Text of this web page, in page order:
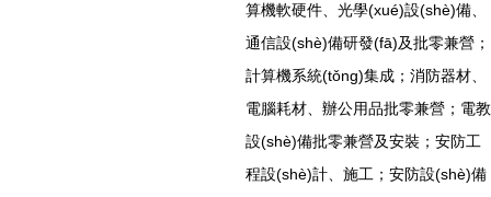
算機軟硬件、光學(xué)設(shè)備、
通信設(shè)備研發(fā)及批零兼營；
計算機系統(tǒng)集成；消防器材、
電腦耗材、辦公用品批零兼營；電教
設(shè)備批零兼營及安裝；安防工
程設(shè)計、施工；安防設(shè)備